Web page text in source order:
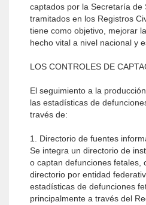
captados por la Secretaría de
tramitados en los Registros
tiene como objetivo, mejorar
hecho vital a nivel nacional y
LOS CONTROLES DE
El seguimiento a la
las estadísticas de
través de:
1. Directorio de fuentes
Se integra un directorio de
o captan defunciones fetales,
directorio por entidad
estadísticas de defunciones
principalmente a través del